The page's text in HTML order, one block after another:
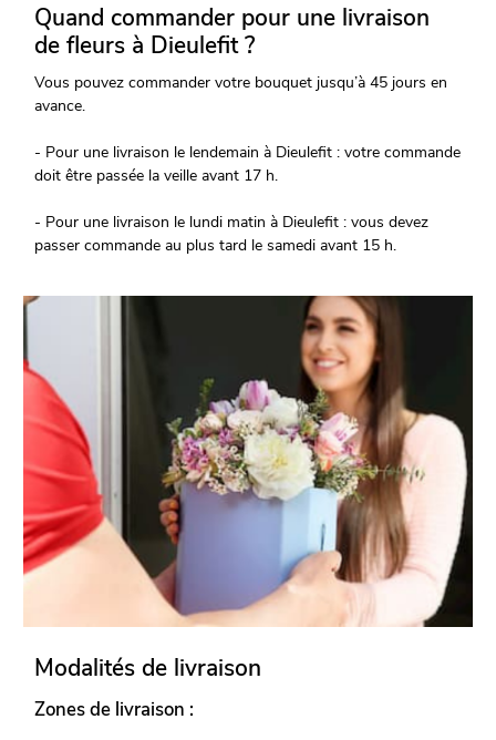
Quand commander pour une livraison
de fleurs à Dieulefit ?
Vous pouvez commander votre bouquet jusqu’à 45 jours en
avance.
- Pour une livraison le lendemain à Dieulefit : votre commande
doit être passée la veille avant 17 h.
- Pour une livraison le lundi matin à Dieulefit : vous devez
passer commande au plus tard le samedi avant 15 h.
Modalités de livraison
Zones de livraison :